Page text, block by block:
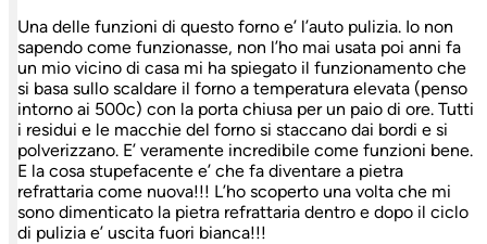
Una delle funzioni di questo forno e’ l’auto pulizia. Io non
sapendo come funzionasse, non l’ho mai usata poi anni fa
un mio vicino di casa mi ha spiegato il funzionamento che
si basa sullo scaldare il forno a temperatura elevata (penso
intorno ai 500c) con la porta chiusa per un paio di ore. Tutti
i residui e le macchie del forno si staccano dai bordi e si
polverizzano. E’ veramente incredibile come funzioni bene.
E la cosa stupefacente e’ che fa diventare a pietra
refrattaria come nuova!!! L’ho scoperto una volta che mi
sono dimenticato la pietra refrattaria dentro e dopo il ciclo
di pulizia e’ uscita fuori bianca!!!